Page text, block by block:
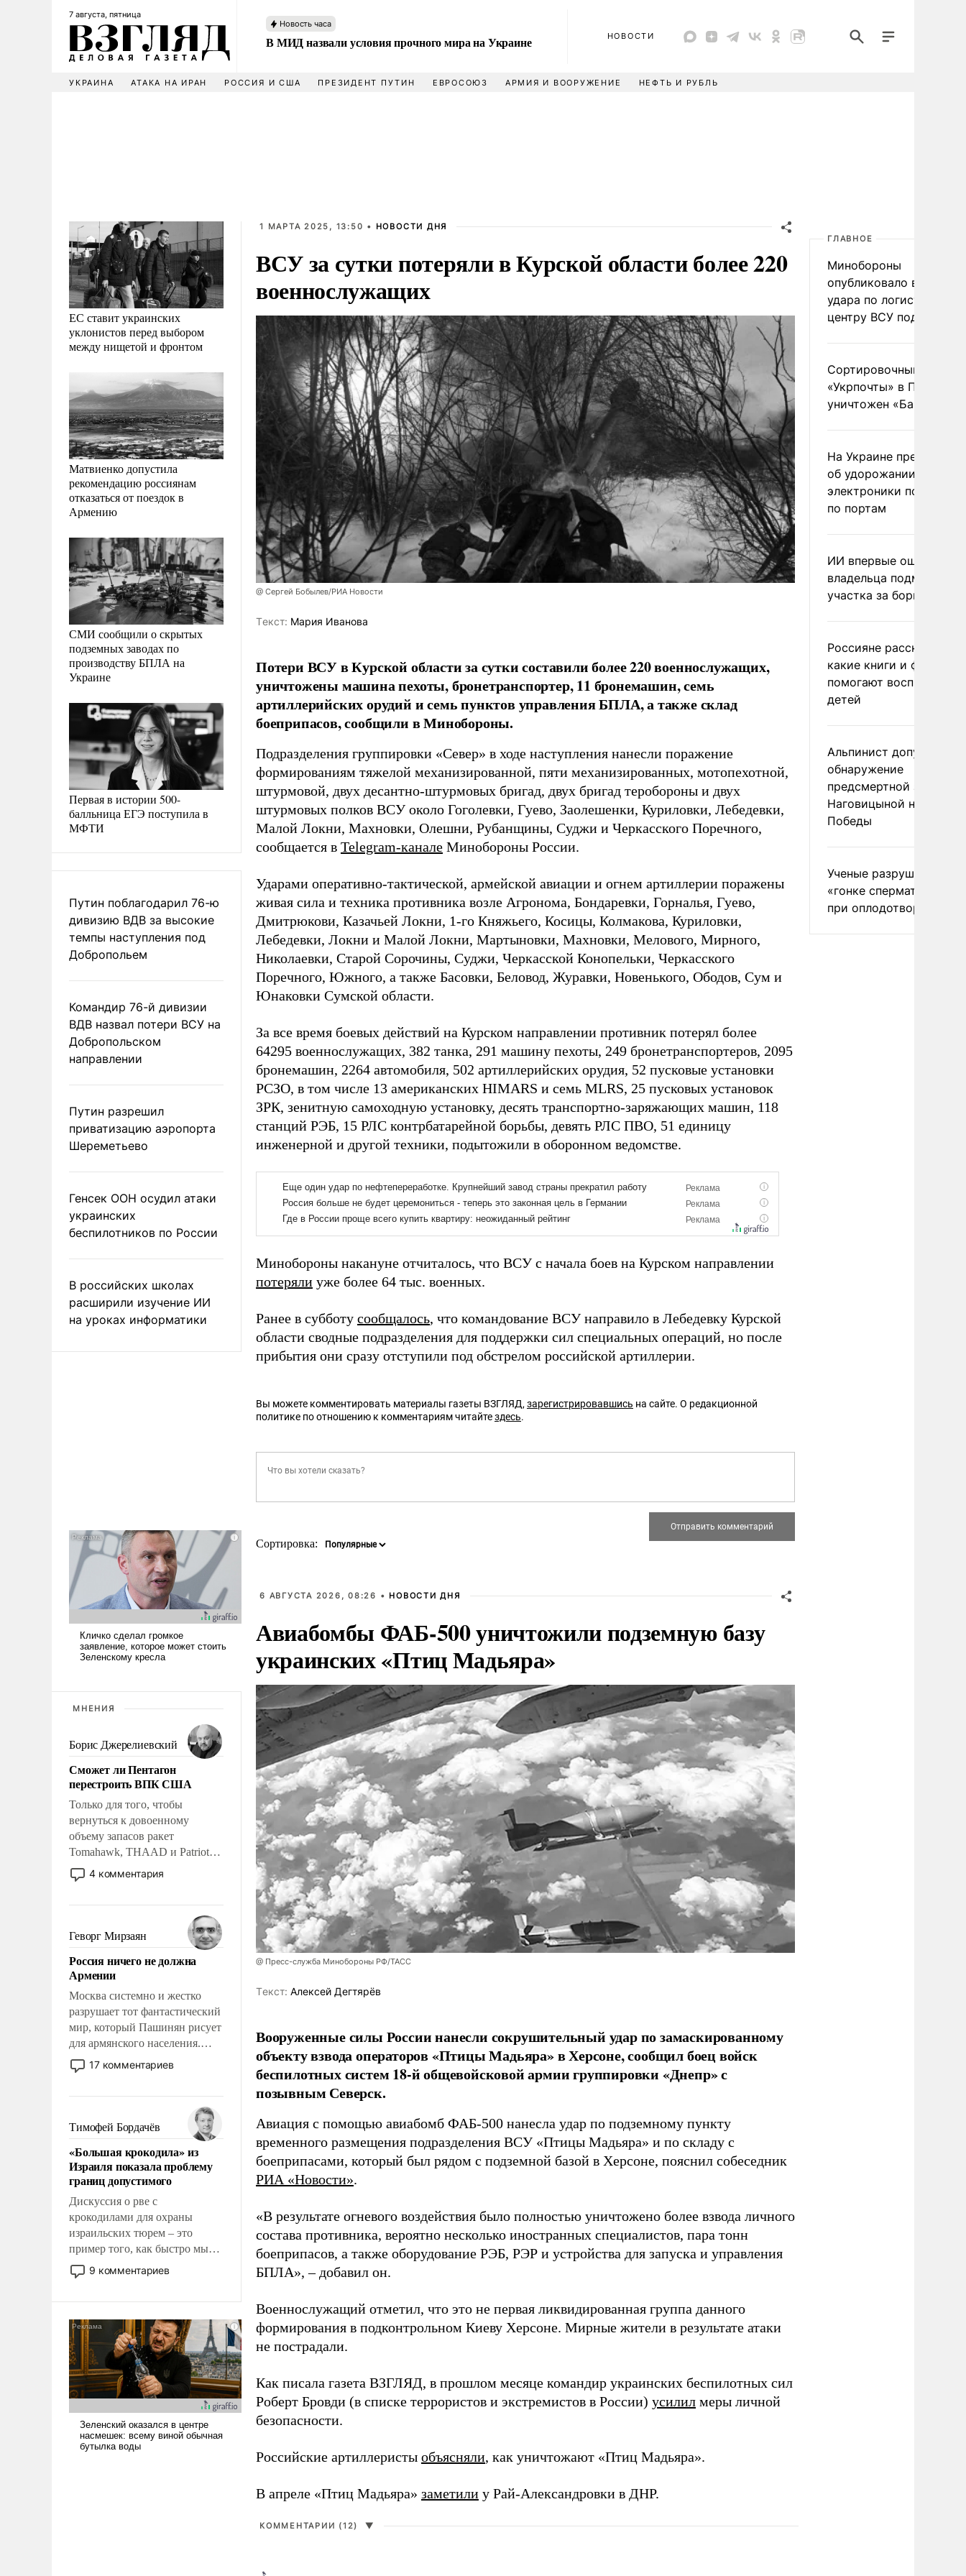
7 августа, пятница
Новость часа
В МИД назвали условия прочного мира на Украине НОВОСТИ
УКРАИНА АТАКА НА ИРАН РОССИЯ И США ПРЕЗИДЕНТ ПУТИН ЕВРОСОЮЗ АРМИЯ И ВООРУЖЕНИЕ НЕФТЬ И РУБЛЬ
ЕС ставит украинских
уклонистов перед выбором
между нищетой и фронтом
Матвиенко допустила
рекомендацию россиянам
отказаться от поездок в
Армению
СМИ сообщили о скрытых
подземных заводах по
производству БПЛА на
Украине
Первая в истории 500-
балльница ЕГЭ поступила в
МФТИ
Путин поблагодарил 76-ю
дивизию ВДВ за высокие
темпы наступления под
Добропольем
Командир 76-й дивизии
ВДВ назвал потери ВСУ на
Добропольском
направлении
Путин разрешил
приватизацию аэропорта
Шереметьево
Генсек ООН осудил атаки
украинских
беспилотников по России
В российских школах
расширили изучение ИИ
на уроках информатики
МНЕНИЯ
Борис Джерелиевский
Сможет ли Пентагон
перестроить ВПК США
Только для того, чтобы
вернуться к довоенному
объему запасов ракет
Tomahawk, THAAD и Patriot
США потребуется более трех
лет. Даже небольшая война с
Сложившаяся ситуация
означает многолетний период
уязвимости США, например,
перед Китаем.
4 комментария
Геворг Мирзаян
Россия ничего не должна
Армении
Москва системно и жестко
разрушает тот фантастический
мир, который Пашинян рисует
для армянского населения.
Мир, где политические
прожекты будут безусловно
налогоплательщиков и где
Еревану за свои поступки не
нужно отвечать.
17 комментариев
Тимофей Бордачёв
«Большая крокодила» из
Израиля показала проблему
границ допустимого
Дискуссия о рве с
крокодилами для охраны
израильских тюрем – это
пример того, как быстро мы
двигаемся по пути
революционных изменений.
псевдонаучной фантастики,
стало всерьез обсуждаемой
идеей.
9 комментариев
1 МАРТА 2025, 13:50 • НОВОСТИ ДНЯ
ВСУ за сутки потеряли в Курской области более 220
военнослужащих
@ Сергей Бобылев/РИА Новости
Tекст: Мария Иванова
Потери ВСУ в Курской области за сутки составили более 220 военнослужащих,
уничтожены машина пехоты, бронетранспортер, 11 бронемашин, семь
артиллерийских орудий и семь пунктов управления БПЛА, а также склад
боеприпасов, сообщили в Минобороны.
Подразделения группировки «Север» в ходе наступления нанесли поражение
формированиям тяжелой механизированной, пяти механизированных, мотопехотной,
штурмовой, двух десантно-штурмовых бригад, двух бригад теробороны и двух
штурмовых полков ВСУ около Гоголевки, Гуево, Заолешенки, Куриловки, Лебедевки,
Малой Локни, Махновки, Олешни, Рубанщины, Суджи и Черкасского Поречного,
сообщается в Telegram-канале Минобороны России.
Ударами оперативно-тактической, армейской авиации и огнем артиллерии поражены
живая сила и техника противника возле Агронома, Бондаревки, Горналья, Гуево,
Дмитрюкови, Казачьей Локни, 1-го Княжьего, Косицы, Колмакова, Куриловки,
Лебедевки, Локни и Малой Локни, Мартыновки, Махновки, Мелового, Мирного,
Николаевки, Старой Сорочины, Суджи, Черкасской Конопельки, Черкасского
Поречного, Южного, а также Басовки, Беловод, Журавки, Новенького, Ободов, Сум и
Юнаковки Сумской области.
За все время боевых действий на Курском направлении противник потерял более
64295 военнослужащих, 382 танка, 291 машину пехоты, 249 бронетранспортеров, 2095
бронемашин, 2264 автомобиля, 502 артиллерийских орудия, 52 пусковые установки
РСЗО, в том числе 13 американских HIMARS и семь MLRS, 25 пусковых установок
ЗРК, зенитную самоходную установку, десять транспортно-заряжающих машин, 118
станций РЭБ, 15 РЛС контрбатарейной борьбы, девять РЛС ПВО, 51 единицу
инженерной и другой техники, подытожили в оборонном ведомстве.
Минобороны накануне отчиталось, что ВСУ с начала боев на Курском направлении
потеряли уже более 64 тыс. военных.
Ранее в субботу сообщалось, что командование ВСУ направило в Лебедевку Курской
области сводные подразделения для поддержки сил специальных операций, но после
прибытия они сразу отступили под обстрелом российской артиллерии.
Вы можете комментировать материалы газеты ВЗГЛЯД,зарегистрировавшись на сайте. О редакционной
политике по отношению к комментариям читайтездесь.
Сортировка:
6 АВГУСТА 2026, 08:26 • НОВОСТИ ДНЯ
Авиабомбы ФАБ-500 уничтожили подземную базу
украинских «Птиц Мадьяра»
@ Пресс-служба Минобороны РФ/ТАСС
Tекст: Алексей Дегтярёв
Вооруженные силы России нанесли сокрушительный удар по замаскированному
объекту взвода операторов «Птицы Мадьяра» в Херсоне, сообщил боец войск
беспилотных систем 18-й общевойсковой армии группировки «Днепр» с
позывным Северск.
Авиация с помощью авиабомб ФАБ-500 нанесла удар по подземному пункту
временного размещения подразделения ВСУ «Птицы Мадьяра» и по складу с
боеприпасами, который был рядом с подземной базой в Херсоне, пояснил собеседник
РИА «Новости».
«В результате огневого воздействия было полностью уничтожено более взвода личного
состава противника, вероятно несколько иностранных специалистов, пара тонн
боеприпасов, а также оборудование РЭБ, РЭР и устройства для запуска и управления
БПЛА», – добавил он.
Военнослужащий отметил, что это не первая ликвидированная группа данного
формирования в подконтрольном Киеву Херсоне. Мирные жители в результате атаки
не пострадали.
Как писала газета ВЗГЛЯД, в прошлом месяце командир украинских беспилотных сил
Роберт Бровди (в списке террористов и экстремистов в России) усилил меры личной
безопасности.
Российские артиллеристы объясняли, как уничтожают «Птиц Мадьяра».
В апреле «Птиц Мадьяра» заметили у Рай-Александровки в ДНР.
КОММЕНТАРИИ (12) ▼
ГЛАВНОЕ
Минобороны
опубликовало видео
удара по
центру ВСУ под Киевом
Сортировочный пункт
«Укрпочты» в
уничтожен
На Украине
об удорожании
электроники после
по портам
ИИ впервые
владельца
участка за борщевик
Россияне рассказали,
какие книги и фильмы
помогают воспитывать
детей
Альпинист допустил
обнаружение
предсмертной записки
Наговицыной на пике
Победы
Ученые разрушили миф
«гонке
при оплодотворении